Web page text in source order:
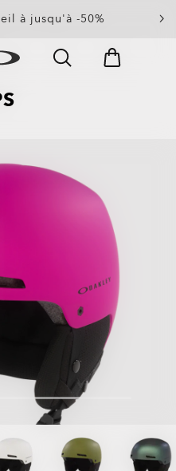
à jusqu'à -50%
à jusqu'à -50%